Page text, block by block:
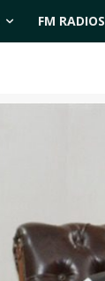
FM RADIOS